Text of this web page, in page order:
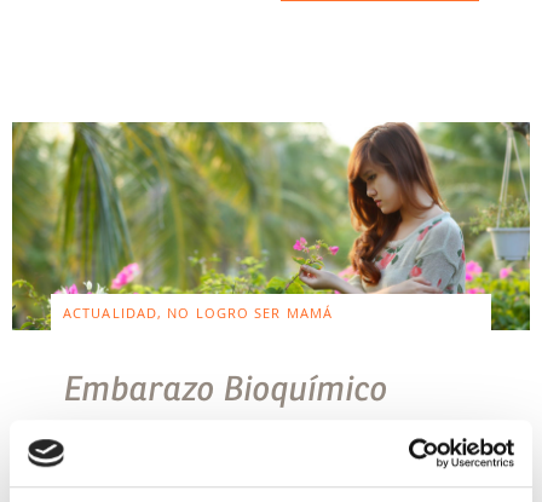
ACTUALIDAD, NO LOGRO SER MAMÁ
Embarazo Bioquímico
Definimos embarazo bioquímico como la
obtención de una β-HCG (hormona del embarazo)
en sangre positiva. Se trata de un término